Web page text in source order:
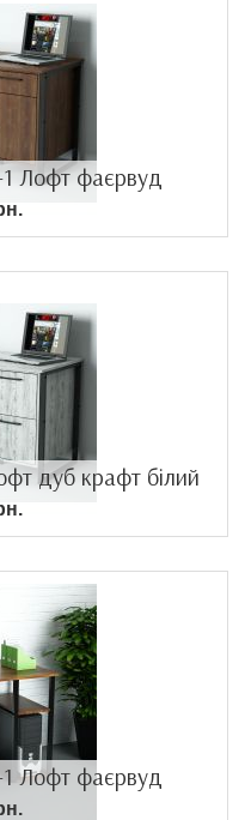
Лофт фаєрвуд
дуб крафт білий
Лофт фаєрвуд